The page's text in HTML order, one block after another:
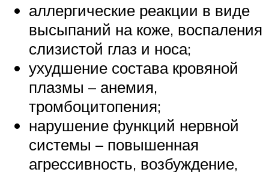
аллергические реакции в виде
высыпаний на коже, воспаления
слизистой глаз и носа;
ухудшение состава кровяной
плазмы – анемия,
тромбоцитопения;
нарушение функций нервной
системы – повышенная
агрессивность, возбуждение,